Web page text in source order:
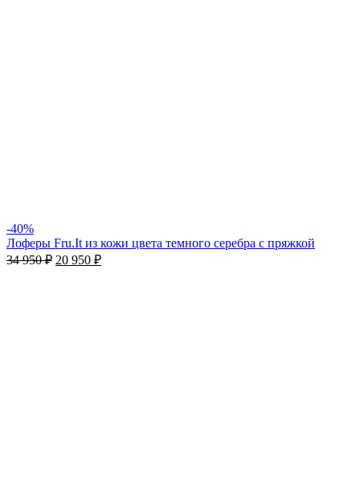
-40%
Лоферы Fru.It из кожи цвета темного серебра с пряжкой
34 950₽ 20 950 ₽